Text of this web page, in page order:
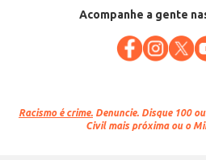
Acompanhe a gente
Racismo é crime. Denuncie. Disque 100
Civil mais próxima ou o